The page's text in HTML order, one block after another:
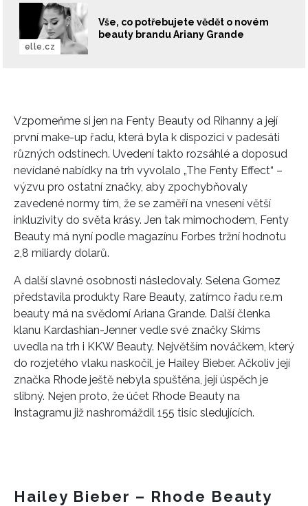
Vše, co potřebujete vědět o novém
beauty brandu Ariany Grande
elle.cz
Vzpomeňme si jen na Fenty Beauty od Rihanny a její
první make-up řadu, která byla k dispozici v padesáti
různých odstínech. Uvedení takto rozsáhlé a doposud
nevídané nabídky na trh vyvolalo „The Fenty Effect“ –
výzvu pro ostatní značky, aby zpochybňovaly
zavedené normy tím, že se zaměří na vnesení větší
inkluzivity do světa krásy. Jen tak mimochodem, Fenty
Beauty má nyní podle magazínu Forbes tržní hodnotu
2,8 miliardy dolarů.
A další slavné osobnosti následovaly. Selena Gomez
představila produkty Rare Beauty, zatímco řadu r.e.m
beauty má na svědomí Ariana Grande. Další členka
klanu Kardashian-Jenner vedle své značky Skims
uvedla na trh i KKW Beauty. Největším nováčkem, který
do rozjetého vlaku naskočil, je Hailey Bieber. Ačkoliv její
značka Rhode ještě nebyla spuštěna, její úspěch je
slibný. Nejen proto, že účet Rhode Beauty na
Instagramu již nashromáždil 155 tisíc sledujících.
Hailey Bieber – Rhode Beauty